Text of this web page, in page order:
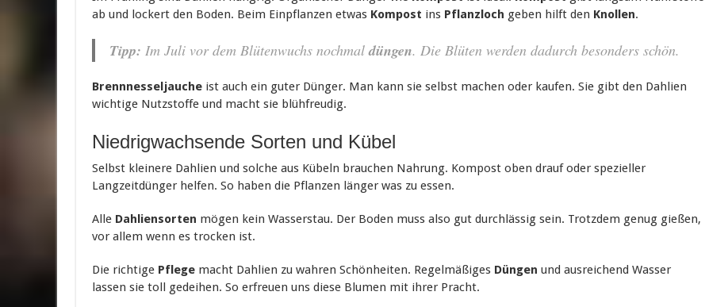
ab und lockert den Boden. Beim Einpflanzen etwas Kompost ins Pflanzloch geben hilft den Knollen.
Tipp: Im Juli vor dem Blütenwuchs nochmaldüngen. Die Blüten werden dadurch besonders schön.
Brennnesseljauche ist auch ein guter Dünger. Man kann sie selbst machen oder kaufen. Sie gibt den Dahlien
wichtige Nutzstoffe und macht sie blühfreudig.
Niedrigwachsende Sorten und Kübel
Selbst kleinere Dahlien und solche aus Kübeln brauchen Nahrung. Kompost oben drauf oder spezieller
Langzeitdünger helfen. So haben die Pflanzen länger was zu essen.
Alle Dahliensorten mögen kein Wasserstau. Der Boden muss also gut durchlässig sein. Trotzdem genug gießen,
vor allem wenn es trocken ist.
Die richtige Pflege macht Dahlien zu wahren Schönheiten. Regelmäßiges Düngen und ausreichend Wasser
lassen sie toll gedeihen. So erfreuen uns diese Blumen mit ihrer Pracht.